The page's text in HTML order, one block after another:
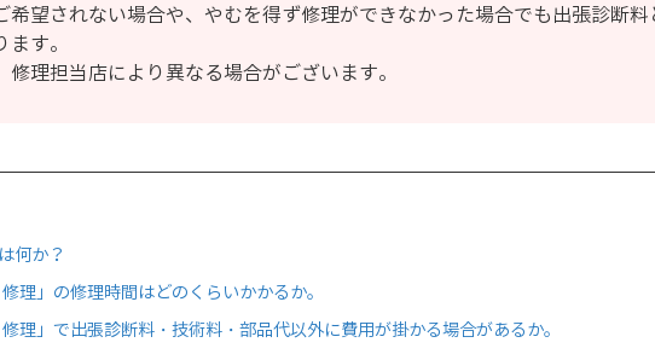
希望されない場合や、やむを得ず修理ができなかった場合でも出張診断
す。
理担当店により異なる場合がございます。
何か？
理」の修理時間はどのくらいかかるか。
修理」で出張診断料・技術料・部品代以外に費用が掛かる場合があるか。